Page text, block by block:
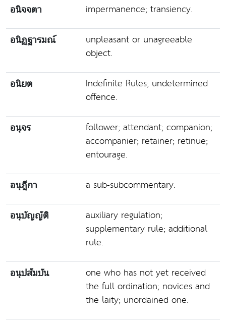
อนิจจตา impermanence; transiency.
อนิฏฐารมณ์
unpleasant or unagreeable
object.
อนิยต
Indefinite Rules; undetermined
offence.
อนุจร
follower; attendant; companion;
accompanier; retainer; retinue;
entourage.
อนุฎีกา a sub-subcommentary.
อนุบัญญัติ
auxiliary regulation;
supplementary rule; additional
rule.
อนุปสัมบัน
one who has not yet received
the full ordination; novices and
the laity; unordained one.